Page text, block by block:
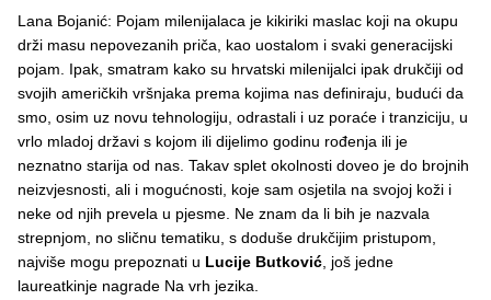
Lana Bojanić: Pojam milenijalaca je kikiriki maslac koji na okupu
drži masu nepovezanih priča, kao uostalom i svaki generacijski
pojam. Ipak, smatram kako su hrvatski milenijalci ipak drukčiji od
svojih američkih vršnjaka prema kojima nas definiraju, budući da
smo, osim uz novu tehnologiju, odrastali i uz poraće i tranziciju, u
vrlo mladoj državi s kojom ili dijelimo godinu rođenja ili je
neznatno starija od nas. Takav splet okolnosti doveo je do brojnih
neizvjesnosti, ali i mogućnosti, koje sam osjetila na svojoj koži i
neke od njih prevela u pjesme. Ne znam da li bih je nazvala
strepnjom, no sličnu tematiku, s doduše drukčijim pristupom,
najviše mogu prepoznati u Lucije Butković , još jedne
laureatkinje nagrade Na vrh jezika.